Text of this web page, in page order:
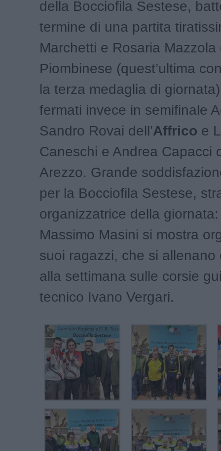
della Bocciofila Sestese,
termine di una partita
Marchetti e Rosaria Mazzola
Piombinese (quest’ultima
la terza medaglia di
fermati invece in semifinale
Sandro Rovai dell’Affrico e
Caneschi e Andrea Capacci
Arezzo. Grande
per la Bocciofila Sestese,
organizzatrice della
Massimo Masini si mostra
suoi ragazzi, che si allenano
alla settimana sulle corsie
tecnico Ivano Vergari.